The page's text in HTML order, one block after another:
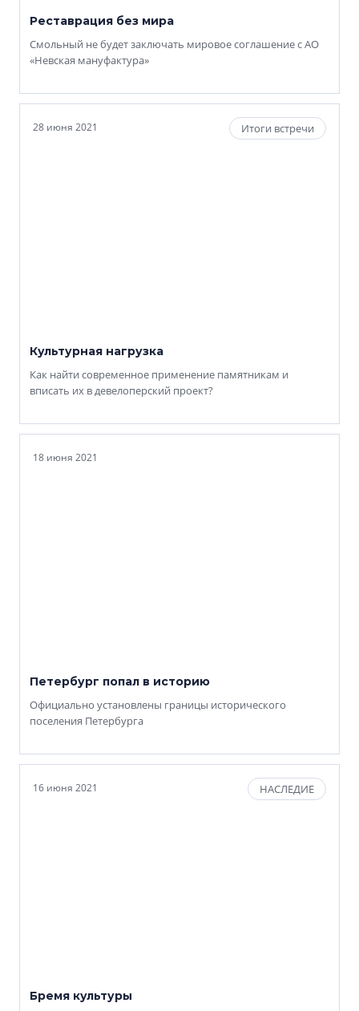
Реставрация без мира
Смольный не будет заключать мировое соглашение с АО
«Невская мануфактура»
28 июня 2021 Итоги встречи
Культурная нагрузка
Как найти современное применение памятникам и
вписать их в девелоперский проект?
18 июня 2021
Петербург попал в историю
Официально установлены границы исторического
поселения Петербурга
16 июня 2021 НАСЛЕДИЕ
Бремя культуры